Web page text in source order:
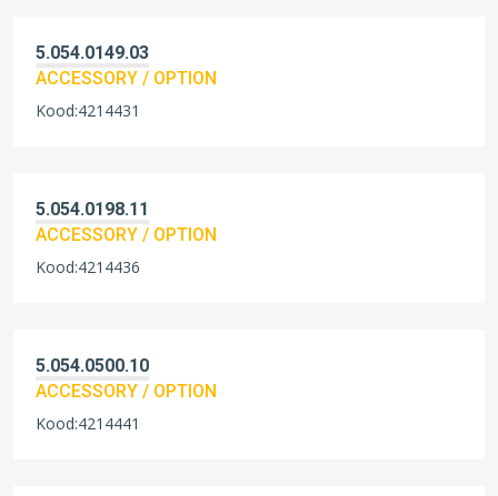
5.054.0149.03
ACCESSORY / OPTION
Kood:4214431
5.054.0198.11
ACCESSORY / OPTION
Kood:4214436
5.054.0500.10
ACCESSORY / OPTION
Kood:4214441